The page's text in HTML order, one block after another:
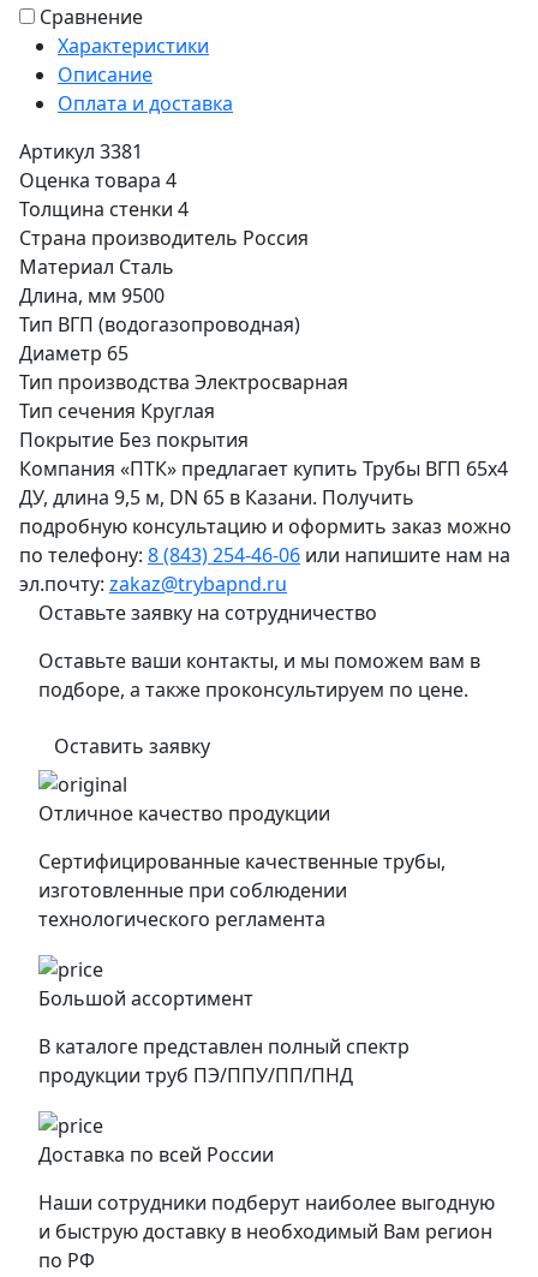
Сравнение
Характеристики
Описание
Оплата и доставка
Артикул 3381
Оценка товара 4
Толщина стенки 4
Страна производитель Россия
Материал Сталь
Длина, мм 9500
Тип ВГП (водогазопроводная)
Диаметр 65
Тип производства Электросварная
Тип сечения Круглая
Покрытие Без покрытия
Компания «ПТК» предлагает купить Трубы ВГП 65х4
ДУ, длина 9,5 м, DN 65 в Казани. Получить
подробную консультацию и оформить заказ можно
по телефону: 8 (843) 254-46-06 или напишите нам на
эл.почту: zakaz@trybapnd.ru
Оставьте заявку на сотрудничество
Оставьте ваши контакты, и мы поможем вам в
подборе, а также проконсультируем по цене.
Оставить заявку
Отличное качество продукции
Сертифицированные качественные трубы,
изготовленные при соблюдении
технологического регламента
Большой ассортимент
В каталоге представлен полный спектр
продукции труб ПЭ/ППУ/ПП/ПНД
Доставка по всей России
Наши сотрудники подберут наиболее выгодную
и быструю доставку в необходимый Вам регион
по РФ